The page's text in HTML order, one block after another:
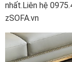
nhất.Liên hệ
zSOFA.vn